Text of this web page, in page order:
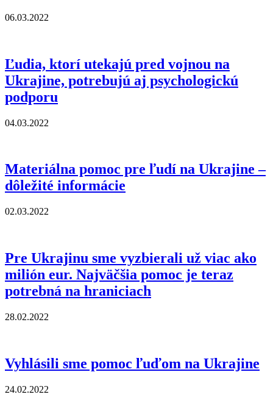
06.03.2022
Ľudia, ktorí utekajú pred vojnou na
Ukrajine, potrebujú aj psychologickú
podporu
04.03.2022
Materiálna pomoc pre ľudí na Ukrajine –
dôležité informácie
02.03.2022
Pre Ukrajinu sme vyzbierali už viac ako
milión eur. Najväčšia pomoc je teraz
potrebná na hraniciach
28.02.2022
Vyhlásili sme pomoc ľuďom na Ukrajine
24.02.2022